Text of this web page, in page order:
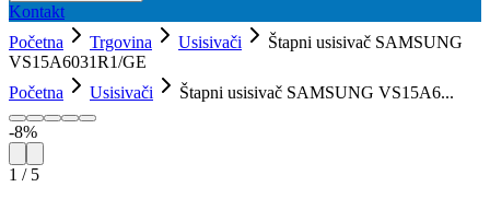
Kontakt
Početna
Trgovina Usisivači
Štapni usisivač SAMSUNG
VS15A6031R1/GE
Početna
Usisivači Štapni usisivač SAMSUNG VS15A6...
-8%
1 / 5